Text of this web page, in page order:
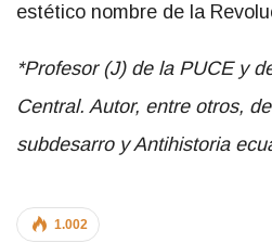
estético nombre de la
*Profesor (J) de la PUCE y
Central. Autor, entre otros,
subdesarro y Antihistoria
1.002